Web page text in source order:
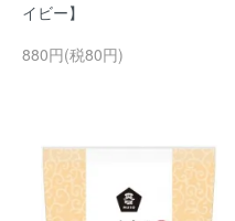
イビー】
880円(税80円)